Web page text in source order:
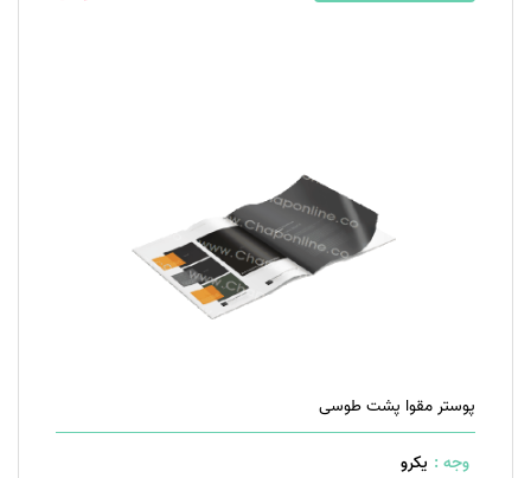
پوستر مقوا پشت طوسی
وجه : یکرو